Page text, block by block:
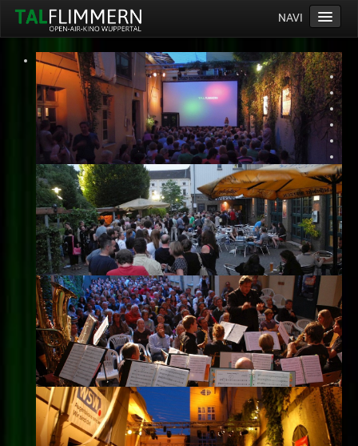
NAVI
Home
Programm
Service
Ticketinfos
Ort
Anreise
Wetter
Kinogutschein
Konzept
Archiv
Kontakt
Impressum
Datenschutz